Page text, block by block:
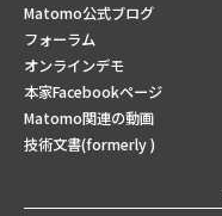
Matomo公式ブログ
フォーラム
オンラインデモ
本家Facebookページ
Matomo関連の動画
技術文書(formerly )